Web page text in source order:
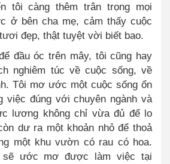
tôi càng thêm trân trọng mọi
ở bên cha mẹ, cảm thấy cuộc
đẹp, thật tuyệt vời biết bao.
đầu óc trên mây, tôi cũng hay
nghiêm túc về cuộc sống, về
Tôi mơ ước một cuộc sống ổn
việc đúng với chuyên ngành và
lương không chỉ vừa đủ để lo
dư ra một khoản nhỏ để thoả
một khu vườn có rau có hoa.
sẽ ước mơ được làm việc tại